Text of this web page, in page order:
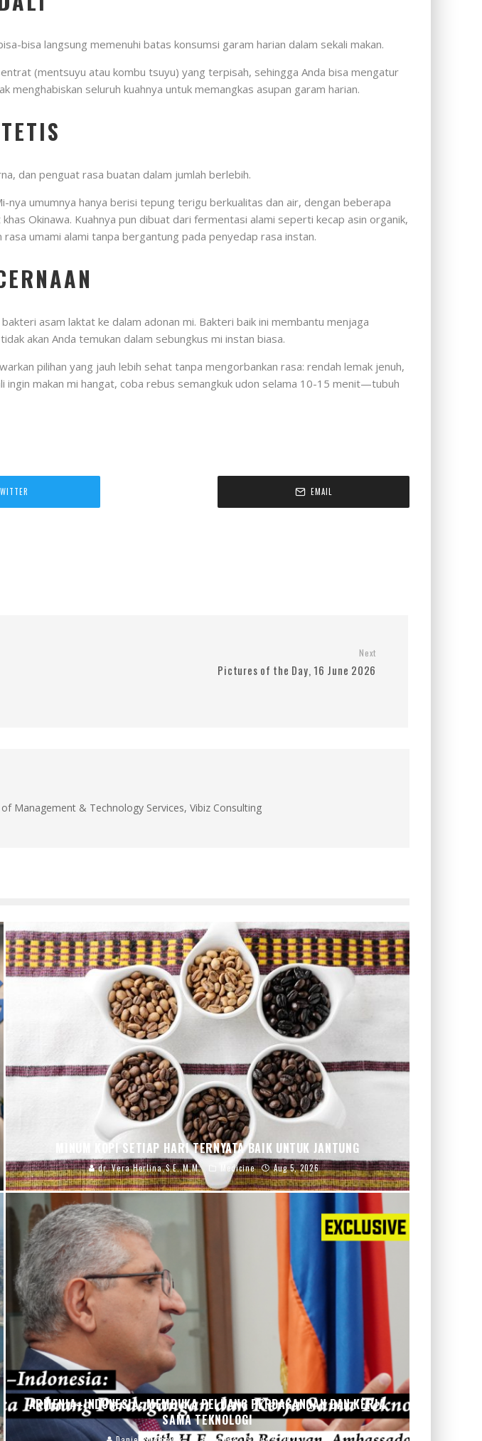
bisa langsung memenuhi batas konsumsi garam harian dalam sekali makan.
(mentsuyu atau kombu tsuyu) yang terpisah, sehingga Anda bisa mengatur
seluruh kuahnya untuk memangkas asupan garam harian.
dan penguat rasa buatan dalam jumlah berlebih.
nya umumnya hanya berisi tepung terigu berkualitas dan air, dengan beberapa
Okinawa. Kuahnya pun dibuat dari fermentasi alami seperti kecap asin organik,
umami alami tanpa bergantung pada penyedap rasa instan.
asam laktat ke dalam adonan mi. Bakteri baik ini membantu menjaga
akan Anda temukan dalam sebungkus mi instan biasa.
pilihan yang jauh lebih sehat tanpa mengorbankan rasa: rendah lemak jenuh,
ingin makan mi hangat, coba rebus semangkuk udon selama 10-15 menit—tubuh
EMAIL
Next
Pictures of the Day, 16 June 2026
Management & Technology Services, Vibiz Consulting
MINUM KOPI SETIAP HARI TERNYATA BAIK UNTUK JANTUNG
dr. Vera Herlina,S.E.,M.M. Medicine Aug 5, 2026
ARMENIA–INDONESIA: MEMBUKA PELUANG PERDAGANGAN DAN KERJA
SAMA TEKNOLOGI